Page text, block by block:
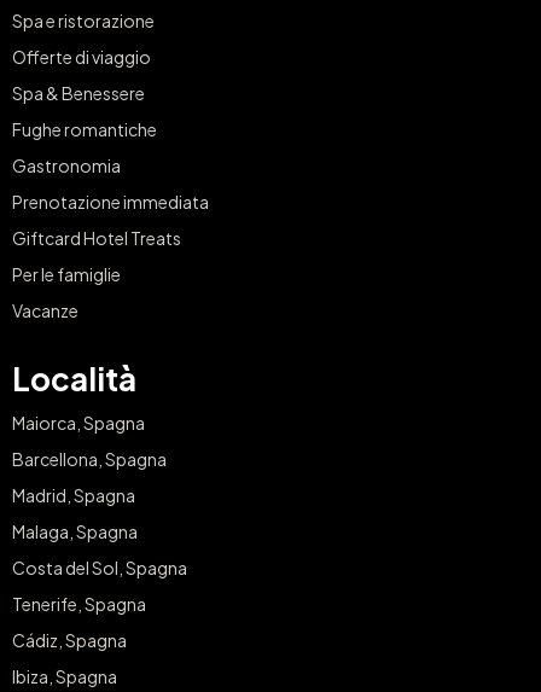
Spa e ristorazione
Offerte di viaggio
Spa & Benessere
Fughe romantiche
Gastronomia
Prenotazione immediata
Giftcard Hotel Treats
Per le famiglie
Vacanze
Località
Maiorca, Spagna
Barcellona, Spagna
Madrid, Spagna
Malaga, Spagna
Costa del Sol, Spagna
Tenerife, Spagna
Cádiz, Spagna
Ibiza, Spagna